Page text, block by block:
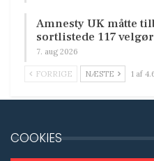
Amnesty UK måtte
sortlistede 117
7. aug 2026
FORRIGE NÆSTE 1 af
COOKIES